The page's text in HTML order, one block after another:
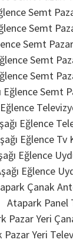
Semt
Semt
Semt
Semt
Semt
Eğlence Semt
Eğlence
Eğlence
Eğlence Tv
Eğlence
Eğlence
Çanak
Atapark Panel
Pazar Yeri
Pazar Yeri